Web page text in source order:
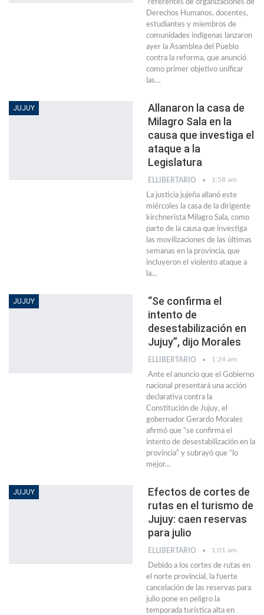
referentes de organizaciones de
Derechos Humanos, docentes,
estudiantes y miembros de
comunidades indígenas lanzaron
ayer la Asamblea del Pueblo
contra la reforma, que anunció
como primer objetivo unificar
las…
JUJUY
Allanaron la casa de
Milagro Sala en la
causa que investiga el
ataque a la
Legislatura
ELLIBERTARIO 1:58 am
La justicia jujeña allanó este
miércoles la casa de la dirigente
kirchnerista Milagro Sala, como
parte de la causa que investiga
las movilizaciones de las últimas
semanas en la provincia, que
incluyeron el violento ataque a
la…
JUJUY
“Se confirma el
intento de
desestabilización en
Jujuy”, dijo Morales
ELLIBERTARIO 1:24 am
Ante el anuncio que el Gobierno
nacional presentará una acción
declarativa contra la
Constitución de Jujuy, el
gobernador Gerardo Morales
afirmó que “se confirma el
intento de desestabilización en la
provincia” y subrayó que “lo
mejor…
JUJUY
Efectos de cortes de
rutas en el turismo de
Jujuy: caen reservas
para julio
ELLIBERTARIO 1:01 am
Debido a los cortes de rutas en
el norte provincial, la fuerte
cancelación de las reservas para
julio pone en peligro la
temporada turística alta en